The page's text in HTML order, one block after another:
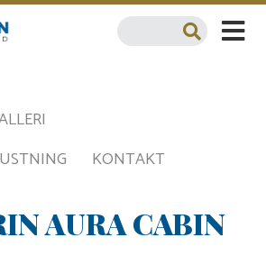
KONTAKT
AURA CABIN